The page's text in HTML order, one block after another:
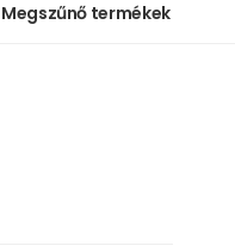
Megszűnő termékek